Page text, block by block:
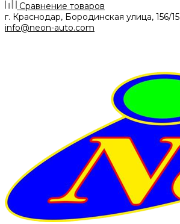
Сравнение товаров
г. Краснодар, Бородинская улица, 156/15
info@neon-auto.com